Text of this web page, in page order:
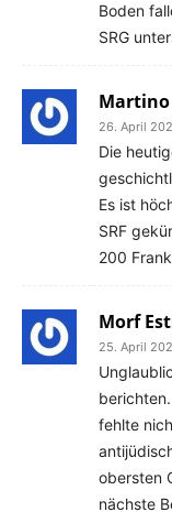
Boden
SRG
Martino
26. April
Die
Es ist
SRF
200
Morf
25. April
fehlte
obersten
nächste